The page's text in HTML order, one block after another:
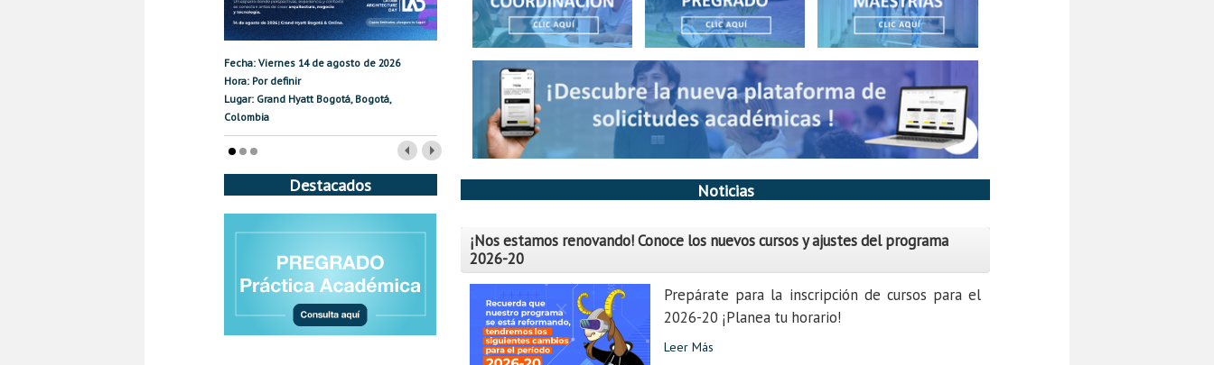
Fecha: Viernes 14 de agosto de 2026
Hora: Por definir
Lugar: Grand Hyatt Bogotá, Bogotá,
Colombia
Destacados Noticias
¡Nos estamos renovando! Conoce los nuevos cursos y ajustes del programa
2026-20
Prepárate para la inscripción de cursos para el
2026-20 ¡Planea tu horario!
Leer Más